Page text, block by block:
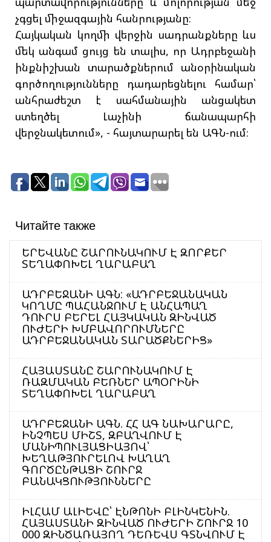
չգցել միջազգային հանրությանը։
Հայկական կողմի վերջին սադրանքները ևս
մեկ անգամ ցույց են տալիս, որ Ադրբեջանի
ինքնիշխան տարածքներում անօրինական
գործողությունները դադարեցնելու համար՝
անհրաժեշտ է սահմանային անցակետ
ստեղծել Լաչինի ճանապարհի
վերջնակետում», - հայտարարել են ԱԳՆ-ում։
Читайте также
ԵՐԵՎԱՆԸ ՇԱՐՈՒՆԱԿՈՒՄ Է ԶՈՐՔԵՐ
ՏԵՂԱՓՈԽԵԼ ՂԱՐԱԲԱՂ
ԱԴՐԲԵՋԱՆԻ ԱԳՆ: «ԱԴՐԲԵՋԱՆԱԿԱՆ
ԿՈՂՄԸ ՊԱՀԱՆՋՈՒՄ Է ԱՆՀԱՊԱՂ
ԴՈՒՐՍ ԲԵՐԵԼ ՀԱՅԿԱԿԱՆ ԶԻՆՎԱԾ
ՈՒԺԵՐԻ ԽՄԲԱՎՈՐՈՒՄՆԵՐԸ
ԱԴՐԲԵՋԱՆԱԿԱՆ ՏԱՐԱԾՔՆԵՐԻՑ»
ՀԱՅԱՍՏԱՆԸ ՇԱՐՈՒՆԱԿՈՒՄ Է
ՌԱԶՄԱԿԱՆ ԲԵՌՆԵՐ ԱՊՕՐԻՆԻ
ՏԵՂԱՓՈԽԵԼ ՂԱՐԱԲԱՂ
ԱԴՐԲԵՋԱՆԻ ԱԳՆ. ՀՀ ԱԳ ՆԱԽԱՐԱՐԸ,
ԻՆՉՊԵՍ ՄԻՇՏ, ԶԲԱՂՎՈՒՄ Է
ՄԱՆԻՊՈՒԼՅԱՑԻԱՅՈՎ՝
ԽԵՂԱԹՅՈՒՐԵԼՈՎ ԽԱՂԱՂ
ԳՈՐԾԸՆԹԱՑԻ ՇՈՒՐՋ
ԲԱՆԱԿՑՈՒԹՅՈՒՆՆԵՐԸ
ԻԼՀԱՄ ԱԼԻԵՎԸ՝ ԷՆԹՈՆԻ ԲԼԻՆԿԵՆԻՆ.
ՀԱՅԱՍՏԱՆԻ ԶԻՆՎԱԾ ՈՒԺԵՐԻ ՇՈՒՐՋ 10
000 ԶԻՆԾԱՌԱՅՈՂ ԴԵՌԵՎՍ ԳՏՆՎՈՒՄ Է